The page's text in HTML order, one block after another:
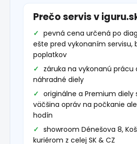
Prečo servis v
pevná cena určená po
ešte pred vykonaním servisu,
poplatkov
záruka na vykonanú prácu
náhradné diely
originálne a Premium diely
väčšina opráv na počkanie
hodín
showroom Dénešova 8,
kuriérom z celej SK & CZ